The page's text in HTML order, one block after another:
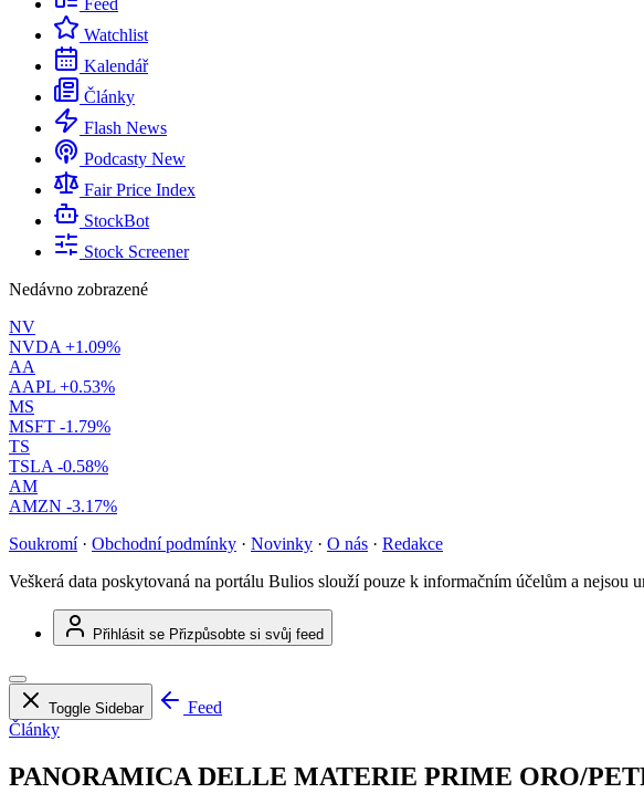
Feed
Watchlist
Kalendář
Články
Flash News
Podcasty New
Fair Price Index
StockBot
Stock Screener
Nedávno zobrazené
NV
NVDA +1.09%
AA
AAPL +0.53%
MS
MSFT -1.79%
TS
TSLA -0.58%
AM
AMZN -3.17%
Soukromí · Obchodní podmínky · Novinky · O nás · Redakce
Veškerá data poskytovaná na portálu Bulios slouží pouze k informačním účelům a nejsou
Přihlásit se Přizpůsobte si svůj feed
Toggle Sidebar
Feed
Články
PANORAMICA DELLE MATERIE PRIME ORO/